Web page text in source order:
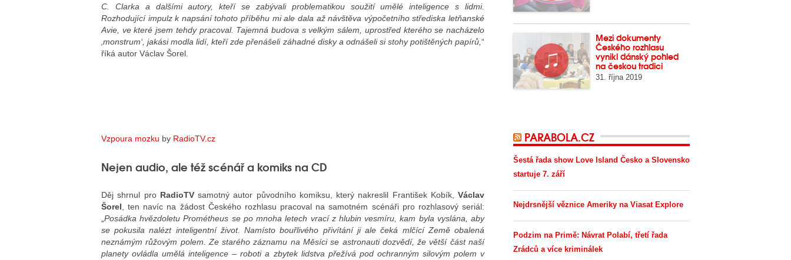
C. Clarka a dalšími autory, kteří se zabývali problematikou soužití umělé inteligence s lidmi.
Rozhodující impulz k napsání tohoto příběhu mi ale dala až návštěva výpočetního střediska letňanské
Avie, ve které jsem tehdy pracoval. Tajemná budova s velkým sálem, uprostřed kterého se nacházelo
‚monstrum‘, jakási modla lidí, kteří zde přenášeli záhadné disky a odnášeli si stohy potištěných papírů,“
říká autor Václav Šorel.
Vzpoura mozku by RadioTV.cz
Nejen audio, ale též scénář a komiks na CD
Děj shrnul pro RadioTVsamotný autor původního komiksu, který nakreslil František Kobík,Václav
Šorel , ten navíc na žádost Českého rozhlasu pracoval na samotném scénáři pro rozhlasový seriál:
Posádka hvězdoletu Prométheus se po mnoha letech vrací z hlubin vesmíru, kam byla vyslána, aby
se pokusila nalézt inteligentní život. Namísto bouřlivého přivítání ji ale čeká mlčící Země obalená
neznámým růžovým polem. Ze starého záznamu na Měsíci se astronauti dozvědí, že větší část naší
planety ovládla umělá inteligence – roboti a zbytek lidstva přežívá pod ochranným silovým polem v
Mezi dokumenty
Českého rozhlasu
vynikl dánský pohled
na českou tradici
31. října 2019
PARABOLA.CZ
Šestá řada show Love Island Česko a Slovensko
startuje 7. září
Nejdrsnější věznice Ameriky na Viasat Explore
Podzim na Primě: Návrat Polabí, třetí řada
Zrádců a více kriminálek